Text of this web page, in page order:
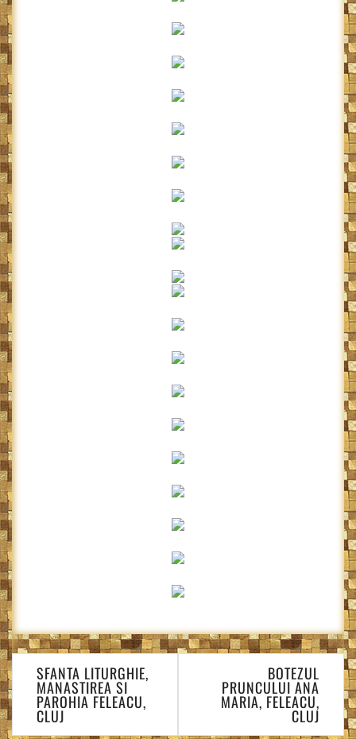
Navigare
în
articole
SFANTA LITURGHIE,
MANASTIREA SI
PAROHIA FELEACU,
CLUJ
BOTEZUL
PRUNCULUI ANA
MARIA, FELEACU,
CLUJ